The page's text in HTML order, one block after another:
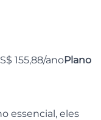
155,88/anoPlano
essencial, eles